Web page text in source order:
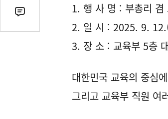
기
댓
글
1. 행 사 명 : 부총리 겸
2. 일 시 : 2025. 9.
3. 장 소 : 교육부 5층
대한민국 교육의 중심
그리고 교육부 직원 여